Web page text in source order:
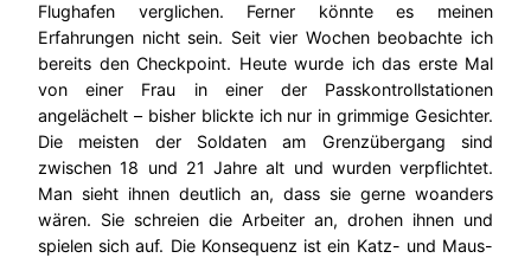
Flughafen verglichen. Ferner könnte es meinen
Erfahrungen nicht sein. Seit vier Wochen beobachte ich
bereits den Checkpoint. Heute wurde ich das erste Mal
von einer Frau in einer der Passkontrollstationen
angelächelt – bisher blickte ich nur in grimmige Gesichter.
Die meisten der Soldaten am Grenzübergang sind
zwischen 18 und 21 Jahre alt und wurden verpflichtet.
Man sieht ihnen deutlich an, dass sie gerne woanders
wären. Sie schreien die Arbeiter an, drohen ihnen und
spielen sich auf. Die Konsequenz ist ein Katz- und Maus-